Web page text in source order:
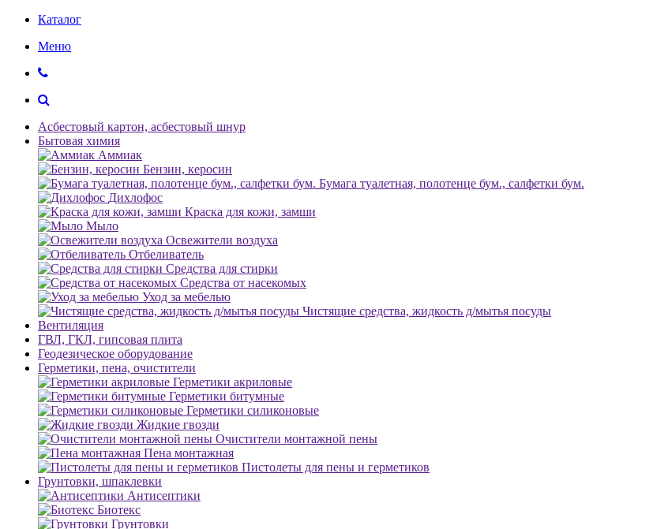
Каталог
Меню
Асбестовый картон, асбестовый шнур
Бытовая химия
Аммиак
Бензин, керосин
Бумага туалетная, полотенце бум., салфетки бум.
Дихлофос
Краска для кожи, замши
Мыло
Освежители воздуха
Отбеливатель
Средства для стирки
Средства от насекомых
Уход за мебелью
Чистящие средства, жидкость д/мытья посуды
Вентиляция
ГВЛ, ГКЛ, гипсовая плита
Геодезическое оборудование
Герметики, пена, очистители
Герметики акриловые
Герметики битумные
Герметики силиконовые
Жидкие гвозди
Очистители монтажной пены
Пена монтажная
Пистолеты для пены и герметиков
Грунтовки, шпаклевки
Антисептики
Биотекс
Грунтовки